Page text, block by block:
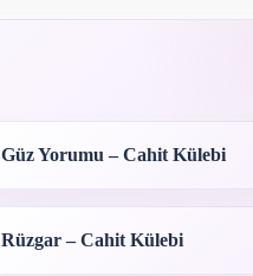
Güz Yorumu – Cahit Külebi
Rüzgar – Cahit Külebi